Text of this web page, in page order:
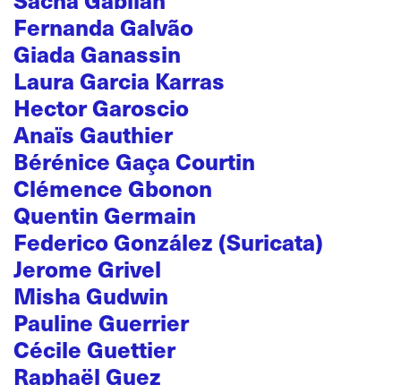
Fernanda Galvão
Giada Ganassin
Laura Garcia Karras
Hector Garoscio
Anaïs Gauthier
Bérénice Gaça Courtin
Clémence Gbonon
Quentin Germain
Federico González (Suricata)
Jerome Grivel
Misha Gudwin
Pauline Guerrier
Cécile Guettier
Raphaël Guez